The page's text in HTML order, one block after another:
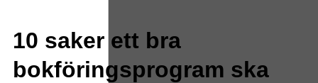
10 saker ett bra
bokföringsprogram ska